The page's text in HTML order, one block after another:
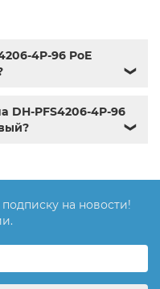
4P-96 PoE
❯
DH-PFS4206-4P-96
❯
на новости!